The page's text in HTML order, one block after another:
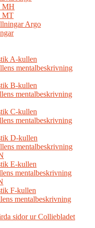
MH
MT
Argo
A-kullen
mentalbeskrivning
B-kullen
mentalbeskrivning
C-kullen
mentalbeskrivning
D-kullen
mentalbeskrivning
E-kullen
mentalbeskrivning
F-kullen
mentalbeskrivning
sidor ur Colliebladet